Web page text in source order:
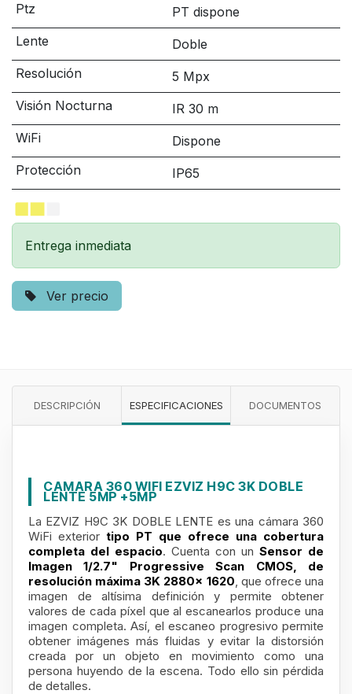
Ptz
PT dispone
Lente
Doble
Resolución
5 Mpx
Visión Nocturna
IR 30 m
WiFi
Dispone
Protección
IP65
Entrega inmediata
Ver precio
DESCRIPCIÓN ESPECIFICACIONES DOCUMENTOS
CAMARA 360 WIFI EZVIZ H9C 3K DOBLE
LENTE 5MP +5MP
La EZVIZ H9C 3K DOBLE LENTE es una cámara 360
WiFi exterior tipo PT que ofrece una cobertura
completa del espacio. Cuenta con un Sensor de
Imagen 1/2.7" Progressive Scan CMOS, de
resolución máxima 3K 2880x 1620, que ofrece una
imagen de altísima definición y permite obtener
valores de cada píxel que al escanearlos produce una
imagen completa. Así, el escaneo progresivo permite
obtener imágenes más fluidas y evitar la distorsión
creada por un objeto en movimiento como una
persona huyendo de la escena. Todo ello sin pérdida
de detalles.